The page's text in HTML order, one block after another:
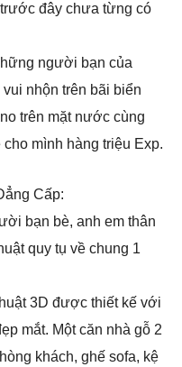
đây chưa từng có
người bạn của
nhộn trên bãi biển
trên mặt nước cùng
mình hàng triệu Exp.
Cấp:
bạn bè, anh em thân
quy tụ về chung 1
3D được thiết kế với
mắt. Một căn nhà gỗ 2
khách, ghế sofa, kệ